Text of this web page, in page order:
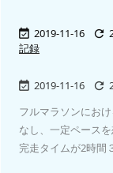
 2019-11-16 
記録
 2019-11-16 
フルマラソンにお
なし、一定ペース
完走タイムが2時間